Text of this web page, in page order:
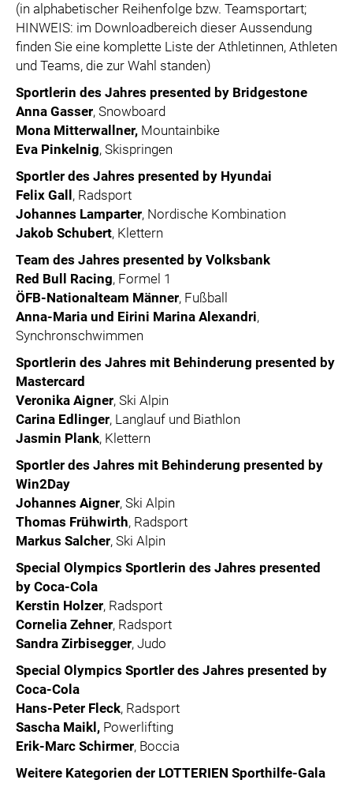
(in alphabetischer Reihenfolge bzw. Teamsportart;
HINWEIS: im Downloadbereich dieser Aussendung
finden Sie eine komplette Liste der Athletinnen, Athleten
und Teams, die zur Wahl standen)
Sportlerin des Jahres presented by Bridgestone
Anna Gasser, Snowboard
Mona Mitterwallner, Mountainbike
Eva Pinkelnig, Skispringen
Sportler des Jahres presented by Hyundai
Felix Gall, Radsport
Johannes Lamparter, Nordische Kombination
Jakob Schubert, Klettern
Team des Jahres presented by Volksbank
Red Bull Racing, Formel 1
ÖFB-Nationalteam Männer, Fußball
Anna-Maria und Eirini Marina Alexandri,
Synchronschwimmen
Sportlerin des Jahres mit Behinderung presented by
Mastercard
Veronika Aigner, Ski Alpin
Carina Edlinger, Langlauf und Biathlon
Jasmin Plank, Klettern
Sportler des Jahres mit Behinderung presented by
Win2Day
Johannes Aigner, Ski Alpin
Thomas Frühwirth, Radsport
Markus Salcher, Ski Alpin
Special Olympics Sportlerin des Jahres presented
by Coca-Cola
Kerstin Holzer, Radsport
Cornelia Zehner, Radsport
Sandra Zirbisegger, Judo
Special Olympics Sportler des Jahres presented by
Coca-Cola
Hans-Peter Fleck, Radsport
Sascha Maikl, Powerlifting
Erik-Marc Schirmer, Boccia
Weitere Kategorien der LOTTERIEN Sporthilfe-Gala